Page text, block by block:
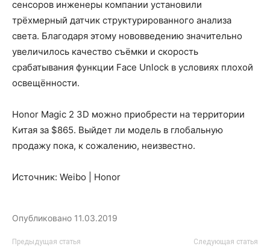
сенсоров инженеры компании установили
трёхмерный датчик структурированного анализа
света. Благодаря этому нововведению значительно
увеличилось качество съёмки и скорость
срабатывания функции Face Unlock в условиях плохой
освещённости.
Honor Magic 2 3D можно приобрести на территории
Китая за $865. Выйдет ли модель в глобальную
продажу пока, к сожалению, неизвестно.
Источник: Weibo | Honor
Опубликовано 11.03.2019
Предыдущая статья Следующая статья